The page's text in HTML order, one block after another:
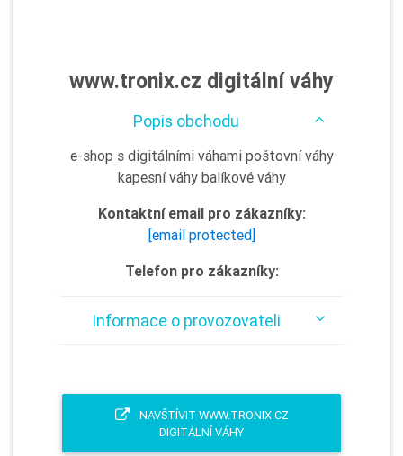
www.tronix.cz digitální váhy
Popis obchodu
e-shop s digitálními váhami poštovní váhy
kapesní váhy balíkové váhy
Kontaktní email pro zákazníky:
[email protected]
Telefon pro zákazníky:
Informace o provozovateli
NAVŠTÍVIT WWW.TRONIX.CZ
DIGITÁLNÍ VÁHY